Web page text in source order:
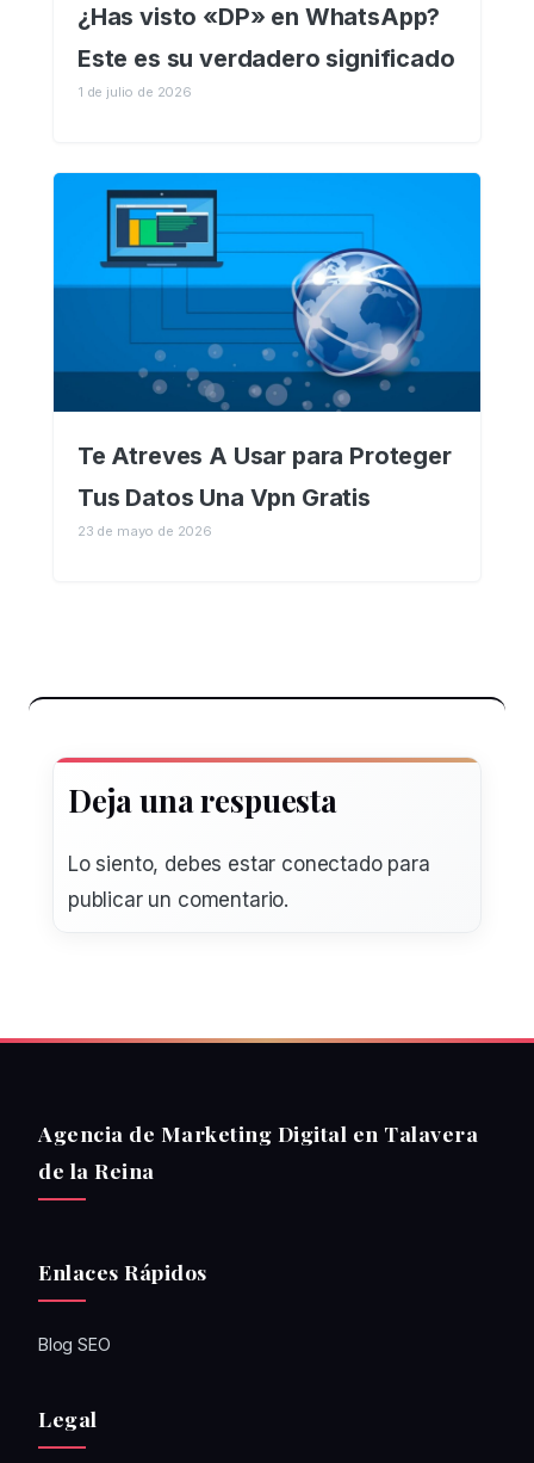
¿Has visto «DP» en WhatsApp?
Este es su verdadero significado
1 de julio de 2026
Te Atreves A Usar para Proteger
Tus Datos Una Vpn Gratis
23 de mayo de 2026
Deja una respuesta
Lo siento, debes estar conectadopara
publicar un comentario.
Agencia de Marketing Digital en Talavera
de la Reina
Enlaces Rápidos
Blog SEO
Legal